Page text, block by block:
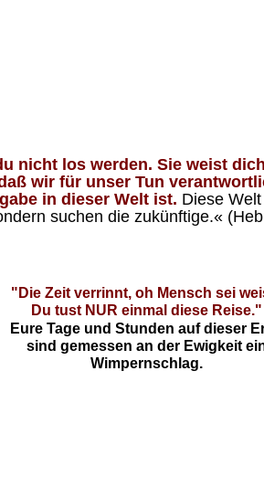
nicht los werden. Sie weist
wir für unser Tun
in dieser Welt ist. Diese
suchen die zukünftige.«
"Die Zeit verrinnt, oh Mensch sei
Du tust NUR einmal diese Reise."
Eure Tage und Stunden auf dieser
sind gemessen an der Ewigkeit
Wimpernschlag.